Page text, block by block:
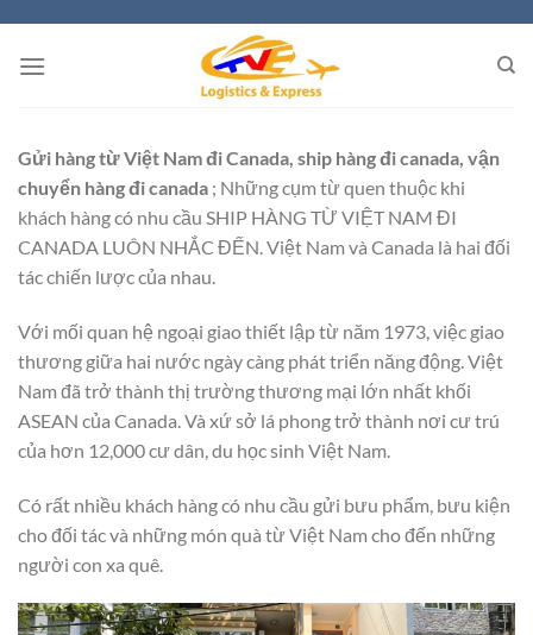
content
Gửi hàng từ Việt Nam đi Canada, ship hàng đi canada, vận
chuyển hàng đi canada ; Những cụm từ quen thuộc khi
khách hàng có nhu cầu SHIP HÀNG TỪ VIỆT NAM ĐI
CANADA LUÔN NHẮC ĐẾN. Việt Nam và Canada là hai đối
tác chiến lược của nhau.
Với mối quan hệ ngoại giao thiết lập từ năm 1973, việc giao
thương giữa hai nước ngày càng phát triển năng động. Việt
Nam đã trở thành thị trường thương mại lớn nhất khối
ASEAN của Canada. Và xứ sở lá phong trở thành nơi cư trú
của hơn 12,000 cư dân, du học sinh Việt Nam.
Có rất nhiều khách hàng có nhu cầu gửi bưu phẩm, bưu kiện
cho đối tác và những món quà từ Việt Nam cho đến những
người con xa quê.